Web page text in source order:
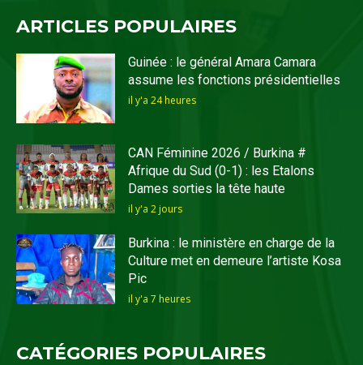
ARTICLES POPULAIRES
Guinée : le général Amara Camara
assume les fonctions présidentielles
il y'a 24 heures
CAN Féminine 2026 / Burkina #
Afrique du Sud (0-1) : les Etalons
Dames sorties la tête haute
il y'a 2 jours
Burkina : le ministère en charge de la
Culture met en demeure l’artiste Kosa
Pic
il y'a 7 heures
CATÉGORIES POPULAIRES